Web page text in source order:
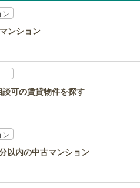
ン
ンション
可の賃貸物件を探す
ン
以内の中古マンション